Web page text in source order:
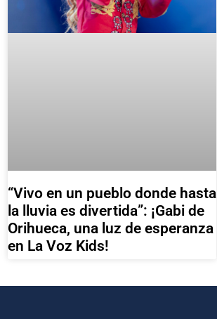
“Vivo en un pueblo donde hasta
la lluvia es divertida”: ¡Gabi de
Orihueca, una luz de esperanza
en La Voz Kids!